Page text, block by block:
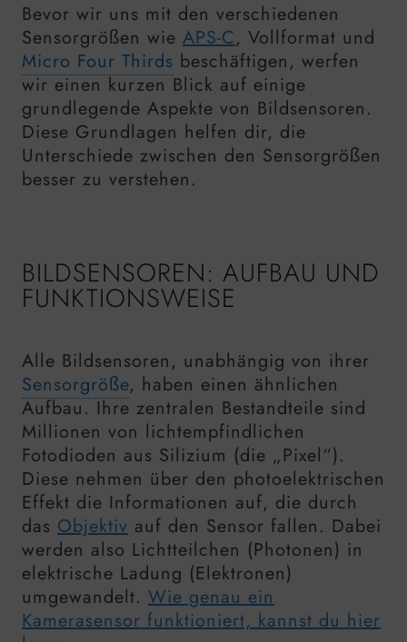
Bevor wir uns mit den verschiedenen
Sensorgrößen wie APS-C, Vollformat und
Micro Four Thirds beschäftigen, werfen
wir einen kurzen Blick auf einige
grundlegende Aspekte von Bildsensoren.
Diese Grundlagen helfen dir, die
Unterschiede zwischen den Sensorgrößen
besser zu verstehen.
BILDSENSOREN: AUFBAU UND
FUNKTIONSWEISE
Alle Bildsensoren, unabhängig von ihrer
Sensorgröße, haben einen ähnlichen
Aufbau. Ihre zentralen Bestandteile sind
Millionen von lichtempfindlichen
Fotodioden aus Silizium (die „Pixel“).
Diese nehmen über den photoelektrischen
Effekt die Informationen auf, die durch
das Objektiv auf den Sensor fallen. Dabei
werden also Lichtteilchen (Photonen) in
elektrische Ladung (Elektronen)
umgewandelt. Wie genau ein
Kamerasensor funktioniert, kannst du hier